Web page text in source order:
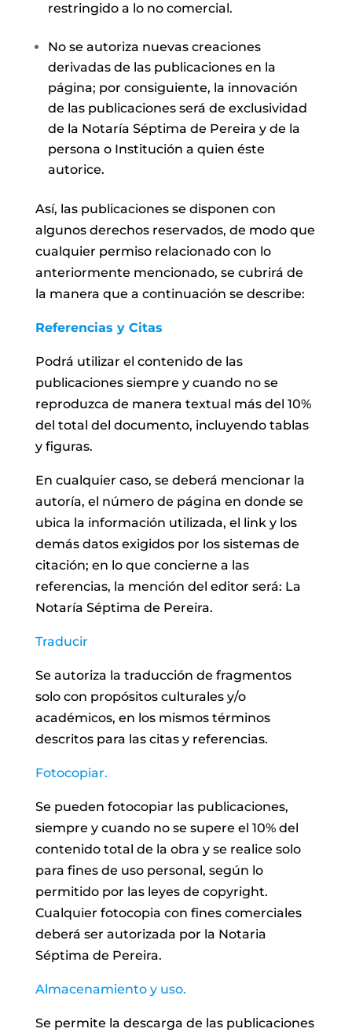
restringido a lo no comercial.
No se autoriza nuevas creaciones
derivadas de las publicaciones en la
página; por consiguiente, la innovación
de las publicaciones será de exclusividad
de la Notaría Séptima de Pereira y de la
persona o Institución a quien éste
autorice.
Así, las publicaciones se disponen con
algunos derechos reservados, de modo que
cualquier permiso relacionado con lo
anteriormente mencionado, se cubrirá de
la manera que a continuación se describe:
Referencias y Citas
Podrá utilizar el contenido de las
publicaciones siempre y cuando no se
reproduzca de manera textual más del 10%
del total del documento, incluyendo tablas
y figuras.
En cualquier caso, se deberá mencionar la
autoría, el número de página en donde se
ubica la información utilizada, el link y los
demás datos exigidos por los sistemas de
citación; en lo que concierne a las
referencias, la mención del editor será: La
Notaría Séptima de Pereira.
Traducir
Se autoriza la traducción de fragmentos
solo con propósitos culturales y/o
académicos, en los mismos términos
descritos para las citas y referencias.
Fotocopiar.
Se pueden fotocopiar las publicaciones,
siempre y cuando no se supere el 10% del
contenido total de la obra y se realice solo
para fines de uso personal, según lo
permitido por las leyes de copyright.
Cualquier fotocopia con fines comerciales
deberá ser autorizada por la Notaria
Séptima de Pereira.
Almacenamiento y uso.
Se permite la descarga de las publicaciones